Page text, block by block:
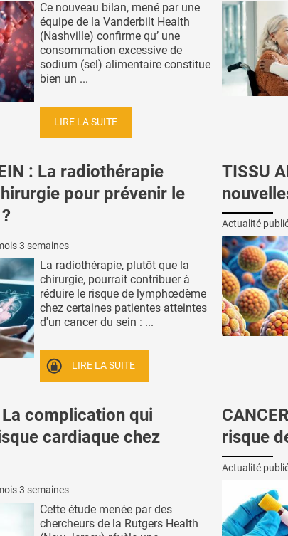
Ce nouveau bilan, mené par une
équipe de la Vanderbilt Health
(Nashville) confirme qu’ une
consommation excessive de
sodium (sel) alimentaire constitue
bien un ...
LIRE LA SUITE
: La radiothérapie
pour prévenir le
3 semaines
La radiothérapie, plutôt que la
chirurgie, pourrait contribuer à
réduire le risque de lymphœdème
chez certaines patientes atteintes
d'un cancer du sein : ...
LIRE LA SUITE
TISSU
Actualité
La complication qui
cardiaque chez
3 semaines
Cette étude menée par des
chercheurs de la Rutgers Health
risque
Actualité